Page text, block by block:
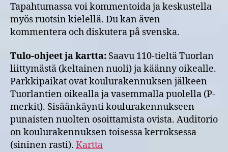
Tapahtumassa voi kommentoida ja keskustella
myös ruotsin kielellä. Du kan även
kommentera och diskutera på svenska.
Tulo-ohjeet ja kartta: Saavu 110-tieltä Tuorlan
liittymästä (keltainen nuoli) ja käänny oikealle.
Parkkipaikat ovat koulurakennuksen jälkeen
Tuorlantien oikealla ja vasemmalla puolella (P-
merkit). Sisäänkäynti koulurakennukseen
punaisten nuolten osoittamista ovista. Auditorio
on koulurakennuksen toisessa kerroksessa
(sininen rasti). Kartta